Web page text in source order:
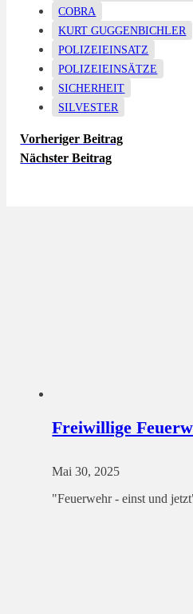
COBRA
KURT GUGGENBICHLER
POLIZEIEINSATZ
POLIZEIEINSÄTZE
SICHERHEIT
SILVESTER
Vorheriger Beitrag
Nächster Beitrag
Freiwillige
Mai 30, 2025
"Feuerwehr - einst und